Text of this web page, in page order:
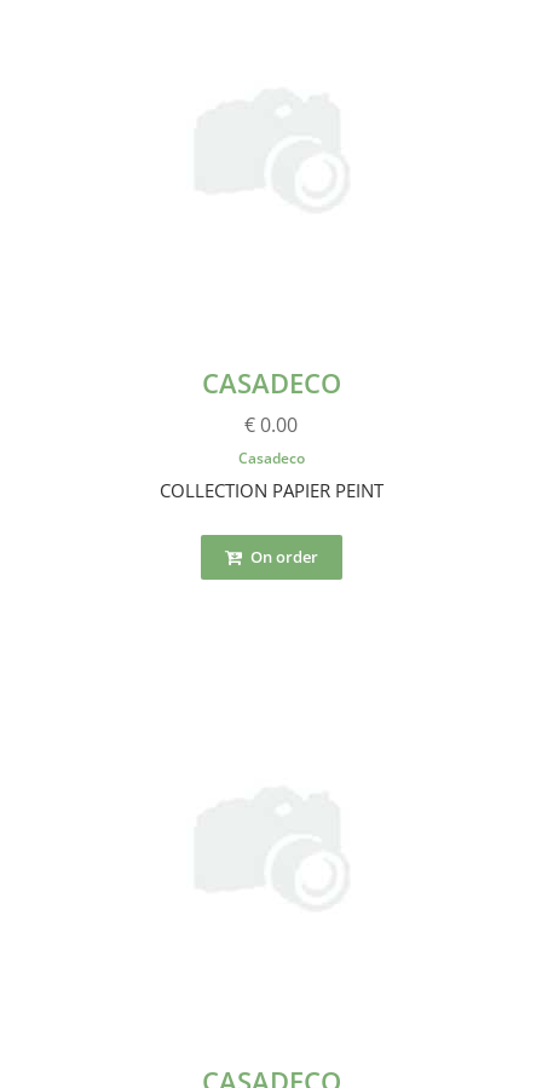
CASADECO
€ 0.00
Casadeco
COLLECTION PAPIER PEINT
On order
CASADECO